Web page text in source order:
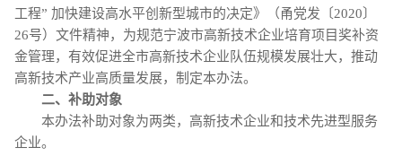
工程” 加快建设高水平创新型城市的决定》（甬党发〔2020〕
26号）文件精神，为规范宁波市高新技术企业培育项目奖补资
金管理，有效促进全市高新技术企业队伍规模发展壮大，推动
高新技术产业高质量发展，制定本办法。
二、补助对象
本办法补助对象为两类，高新技术企业和技术先进型服务
企业。